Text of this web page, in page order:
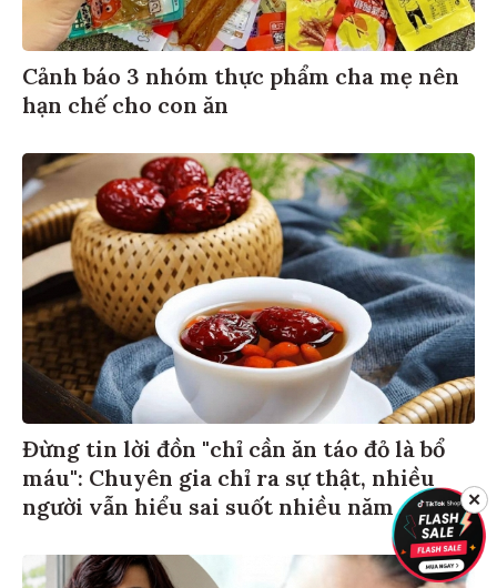
Cảnh báo 3 nhóm thực phẩm cha mẹ nên
hạn chế cho con ăn
Đừng tin lời đồn "chỉ cần ăn táo đỏ là bổ
máu": Chuyên gia chỉ ra sự thật, nhiều
người vẫn hiểu sai suốt nhiều năm
✕